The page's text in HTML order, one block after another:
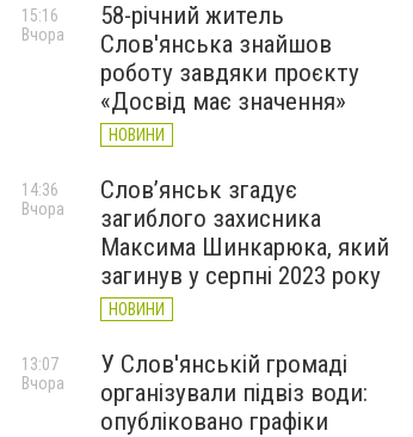
58-річний житель
Слов'янська знайшов
роботу завдяки проєкту
«Досвід має значення»
НОВИНИ
15:16
Вчора
Слов’янськ згадує
загиблого захисника
Максима Шинкарюка, який
загинув у серпні 2023 року
НОВИНИ
14:36
Вчора
У Слов'янській громаді
організували підвіз води:
опубліковано графіки
13:07
Вчора